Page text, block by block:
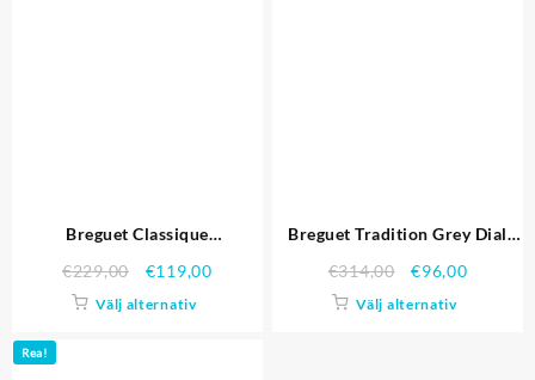
Breguet Classique
Case Brun läderrem 80159
€229,00 €119,00
Välj alternativ
Breguet Tradition Grey Dial
1454031 Replika Klockor
€314,00 €96,00
Välj alternativ
Rea!